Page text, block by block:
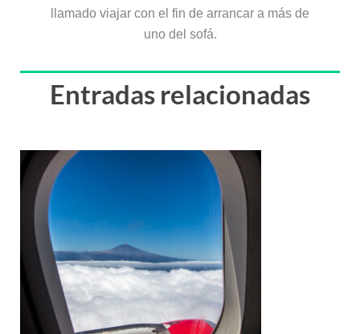
llamado viajar con el fin de arrancar a más de
uno del sofá.
Entradas relacionadas